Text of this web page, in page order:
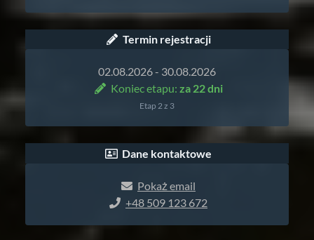
Termin rejestracji
02.08.2026 - 30.08.2026
Koniec etapu: za 22 dni
Etap 2 z 3
Dane kontaktowe
Pokaż email
+48 509 123 672